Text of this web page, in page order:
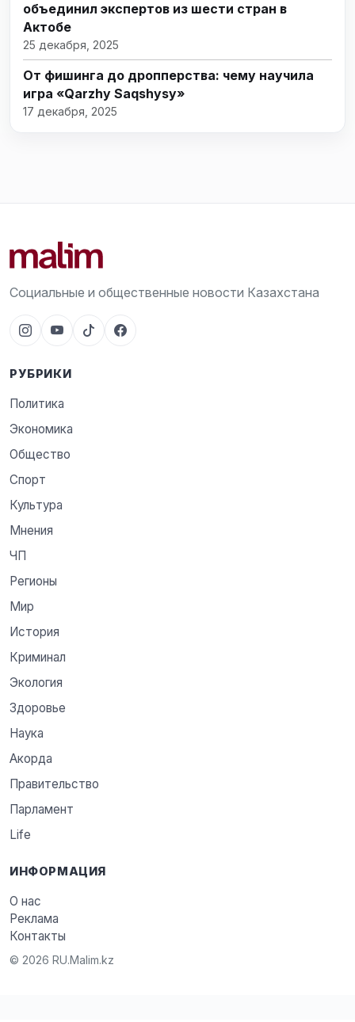
объединил экспертов из шести стран в
Актобе
25 декабря, 2025
От фишинга до дропперства: чему научила
игра «Qarzhy Saqshysy»
17 декабря, 2025
Социальные и общественные новости Казахстана
РУБРИКИ
Политика
Экономика
Общество
Спорт
Культура
Мнения
ЧП
Регионы
Мир
История
Криминал
Экология
Здоровье
Наука
Акорда
Правительство
Парламент
Life
ИНФОРМАЦИЯ
О нас
Реклама
Контакты
© 2026 RU.Malim.kz